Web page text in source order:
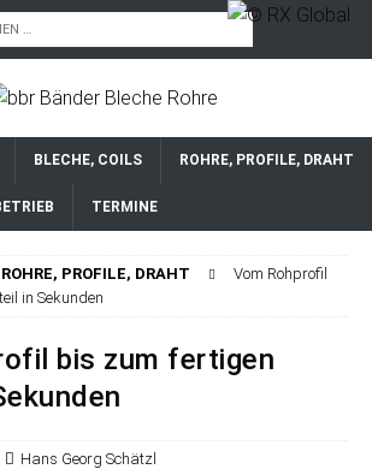
BLECHE, COILS ROHRE, PROFILE, DRAHT
TERMINE
ROHRE, PROFILE, DRAHT
Vom Rohprofil
in Sekunden
bis zum fertigen
Hans Georg Schätzl